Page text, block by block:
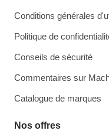
Conditions générales
Politique de
Conseils de sécurité
Commentaires sur
Catalogue de marques
Nos offres